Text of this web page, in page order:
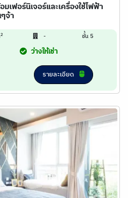
มเฟอร์นิเจอร์และเครื่องใช้ไฟฟ้า
จ้า
2 - ชั้น 5
ว่างให้เช่า
รายละเอียด